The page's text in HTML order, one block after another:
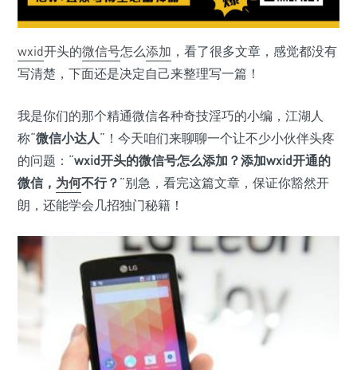
wxid开头的微信号怎么添加 ，看了很多文章，感觉都没有
写清楚，下面还是决定自己来整理写一篇！
我是你们的那个精通微信各种奇技淫巧的小编，江湖人
称“微信小达人”！今天咱们来聊聊一个让不少小伙伴头疼
的问题：“wxid开头的微信号怎么添加？添加wxid开通的
微信， 为何不行？ ”别急，看完这篇文章，保证你豁然开
朗，还能学会几招独门秘籍！